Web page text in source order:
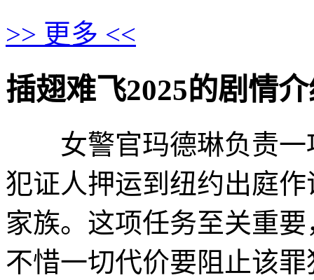
>> 更多 <<
插翅难飞2025的剧情介
女警官玛德琳负责一
犯证人押运到纽约出庭
家族。这项任务至关重
不惜一切代价要阻止该